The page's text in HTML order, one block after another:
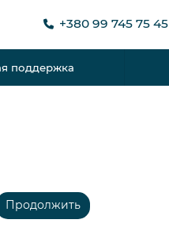
+380 99 745 75 45
поддержка
Продолжить